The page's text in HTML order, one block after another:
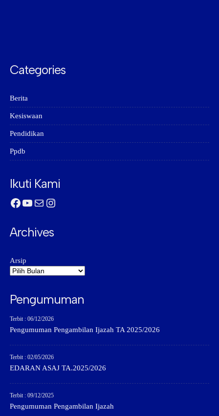
Categories
Berita
Kesiswaan
Pendidikan
Ppdb
Ikuti Kami
Facebook
YouTube
MailInstagram
Archives
Arsip
Pengumuman
Terbit : 06/12/2026
Pengumuman Pengambilan Ijazah TA 2025/2026
Terbit : 02/05/2026
EDARAN ASAJ TA.2025/2026
Terbit : 09/12/2025
Pengumuman Pengambilan Ijazah